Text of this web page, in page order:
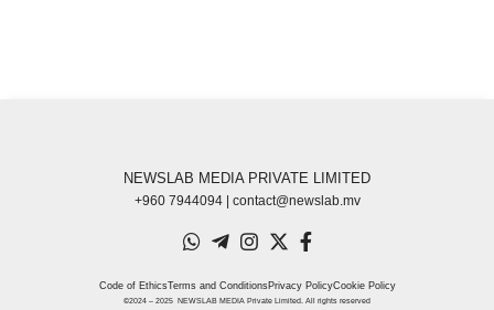
NEWSLAB MEDIA PRIVATE LIMITED
+960 7944094 | contact@newslab.mv
Cookie Policy
Privacy Policy
Terms and Conditions
Code of Ethics
©2024 – 2025 NEWSLAB MEDIA Private Limited. All rights reserved